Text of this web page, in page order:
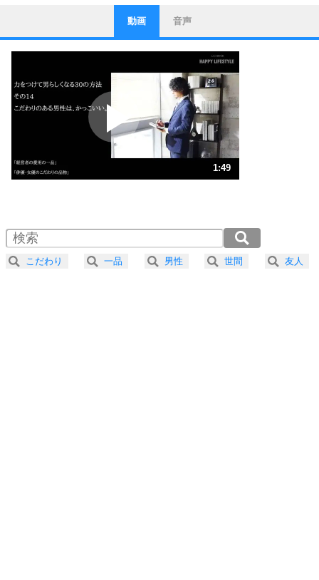
1
ストレス対策
他人と比べない。
いっそのこと、他人を見ない。
いらいらしない人になる30の方法
ポジティブになれない原因は、行動しないから。
ポジティブ思考になる30の方法
ストレス対策
人生、なんとかなるもの。
気楽に生きる30の方法
4 器の大きい人は、怒りを優しさで表現する。
動画 音声
1:49
2.0倍速 （214KB 54秒）
2.5倍速 （171KB 43秒）
3.0倍速 （143KB 36秒）
こだわり 一品 男性 世間 友人